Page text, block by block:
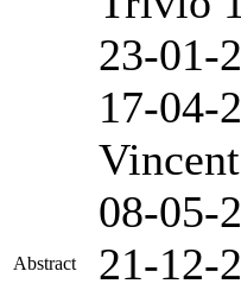
23-01-
17-04-
08-05-
Abstract 21-12-